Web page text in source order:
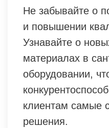
Не забывайте о
и повышении
Узнавайте о
материалах в
оборудовании,
клиентам самые
решения.